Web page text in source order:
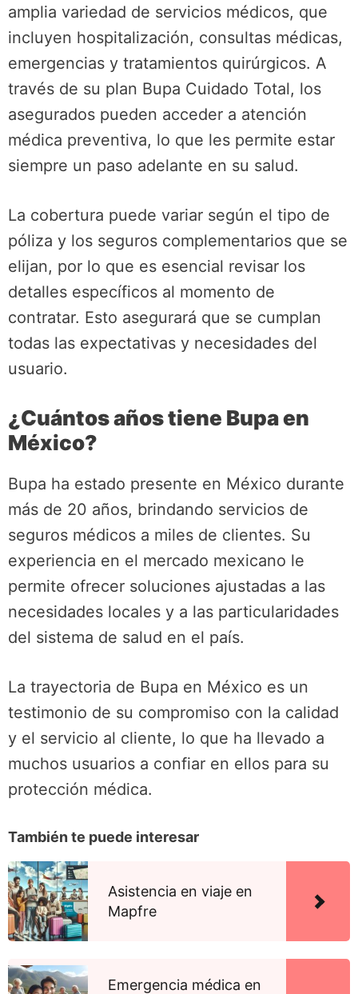
amplia variedad de servicios médicos, que
incluyen hospitalización, consultas médicas,
emergencias y tratamientos quirúrgicos. A
través de su plan Bupa Cuidado Total, los
asegurados pueden acceder a atención
médica preventiva, lo que les permite estar
siempre un paso adelante en su salud.
La cobertura puede variar según el tipo de
póliza y los seguros complementarios que se
elijan, por lo que es esencial revisar los
detalles específicos al momento de
contratar. Esto asegurará que se cumplan
todas las expectativas y necesidades del
usuario.
¿Cuántos años tiene Bupa en
México?
Bupa ha estado presente en México durante
más de 20 años, brindando servicios de
seguros médicos a miles de clientes. Su
experiencia en el mercado mexicano le
permite ofrecer soluciones ajustadas a las
necesidades locales y a las particularidades
del sistema de salud en el país.
La trayectoria de Bupa en México es un
testimonio de su compromiso con la calidad
y el servicio al cliente, lo que ha llevado a
muchos usuarios a confiar en ellos para su
protección médica.
También te puede interesar
Asistencia en viaje en
Mapfre
Emergencia médica en